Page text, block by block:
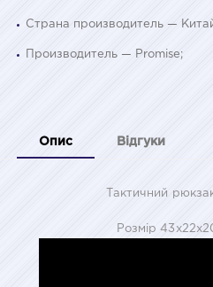
Страна производитель —
Производитель — Promise;
Опис Відгуки
Тактичний
Розмiр